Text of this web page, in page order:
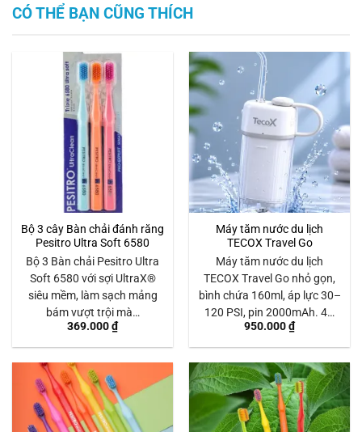
CÓ THỂ BẠN CŨNG THÍCH
Bộ 3 cây Bàn chải đánh răng
Pesitro Ultra Soft 6580
Bộ 3 Bàn chải Pesitro Ultra
Soft 6580 với sợi UltraX®
siêu mềm, làm sạch mảng
bám vượt trội mà…
369.000₫
Máy tăm nước du lịch
TECOX Travel Go
Máy tăm nước du lịch
TECOX Travel Go nhỏ gọn,
bình chứa 160ml, áp lực 30–
120 PSI, pin 2000mAh. 4…
950.000₫